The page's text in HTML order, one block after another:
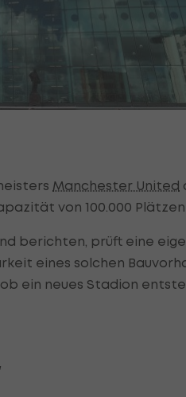
Manchester United
von 100.000
berichten, prüft eine
eines solchen
ein neues Stadion